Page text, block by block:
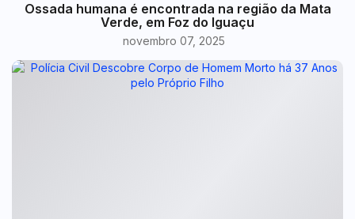
Ossada humana é encontrada na região da Mata
Verde, em Foz do Iguaçu
novembro 07, 2025